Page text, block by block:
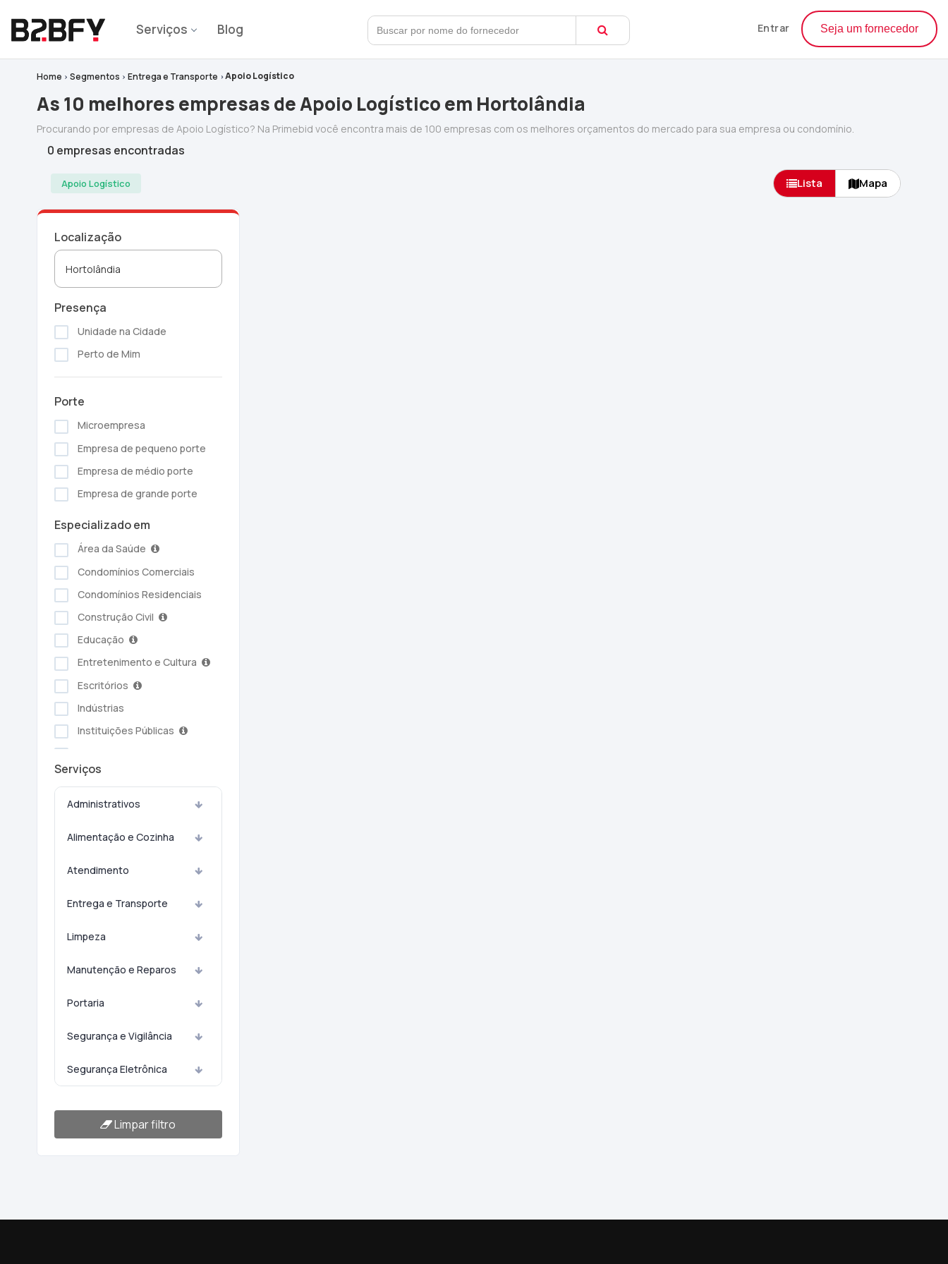
Serviços Blog Entrar Seja um fornecedor
Home Segmentos Entrega e Transporte Apoio Logístico
As 10 melhores empresas de Apoio Logístico em Hortolândia
Procurando por empresas de Apoio Logístico? Na Primebid você encontra mais de 100 empresas com os melhores orçamentos do mercado para sua empresa ou condomínio.
0 empresas encontradas
Apoio Logístico Lista Mapa
Localização
Presença
Unidade na Cidade
Perto de Mim
Porte
Microempresa
Empresa de pequeno porte
Empresa de médio porte
Empresa de grande porte
Especializado em
Área da Saúde
Condomínios Comerciais
Condomínios Residenciais
Construção Civil
Educação
Entretenimento e Cultura
Escritórios
Indústrias
Instituições Públicas
Serviços Pessoais
Setor Alimentício
Transporte e Logística
Turismo e Hotelaria
Serviços
Administrativos
Alimentação e Cozinha
Atendimento
Entrega e Transporte
Limpeza
Manutenção e Reparos
Portaria
Segurança e Vigilância
Segurança Eletrônica
Limpar filtro